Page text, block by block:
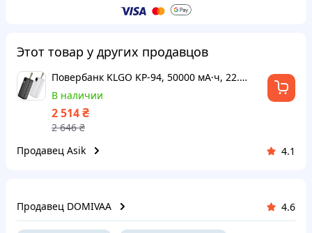
Этот товар у других продавцов
Повербанк KLGO KP-94, 50000 мА·ч, 22.5 W
В наличии
2 514₴
2 646₴
Продавец Asik
4.1
Продавец DOMIVAА 4.6